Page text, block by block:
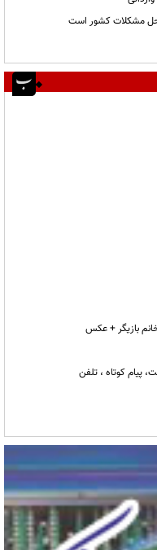
حل مشکلات کشور است
بازیگر + عکس
پیام کوتاه ، تلفن